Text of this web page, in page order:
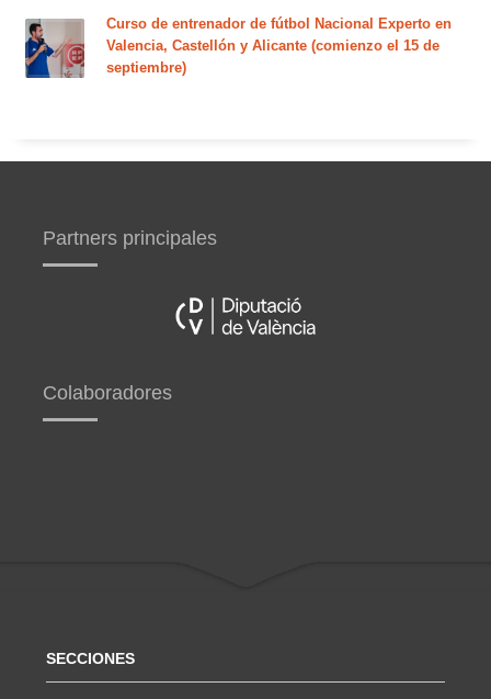
Curso de entrenador de fútbol Nacional Experto en
Valencia, Castellón y Alicante (comienzo el 15 de
septiembre)
Partners principales
Colaboradores
SECCIONES